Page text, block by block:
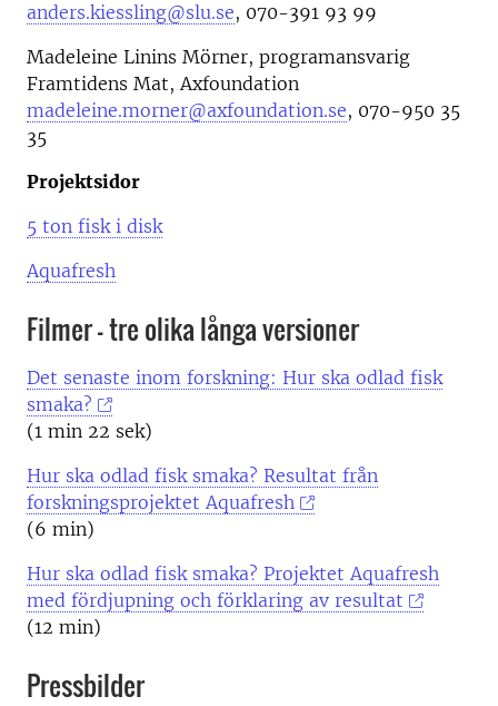
anders.kiessling@slu.se, 070-391 93 99
Madeleine Linins Mörner, programansvarig
Framtidens Mat, Axfoundation
madeleine.morner@axfoundation.se, 070-950 35
35
Projektsidor
5 ton fisk i disk
Aquafresh
Filmer - tre olika långa versioner
Det senaste inom forskning: Hur ska odlad fisk
smaka?
(1 min 22 sek)
Hur ska odlad fisk smaka? Resultat från
forskningsprojektet Aquafresh
(6 min)
Hur ska odlad fisk smaka? Projektet Aquafresh
med fördjupning och förklaring av resultat
(12 min)
Pressbilder